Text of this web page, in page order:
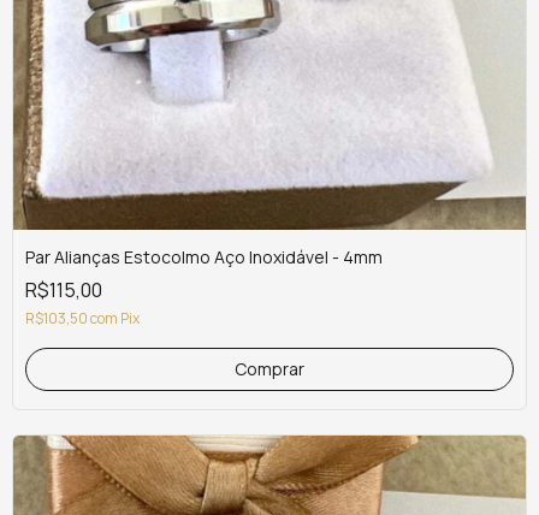
Par Alianças Estocolmo Aço Inoxidável - 4mm
R$115,00
R$103,50com Pix